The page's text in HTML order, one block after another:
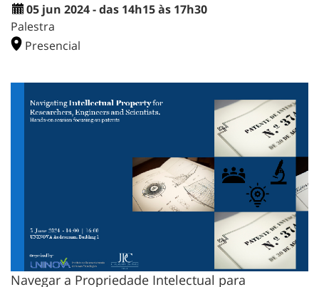
05 jun 2024 - das 14h15 às 17h30
Palestra
Presencial
Navegar a Propriedade Intelectual para